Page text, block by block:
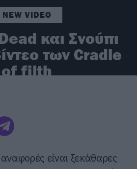
NEW VIDEO
και Σνούπι
των Cradle
of filth
αναφορές είναι ξεκάθαρες